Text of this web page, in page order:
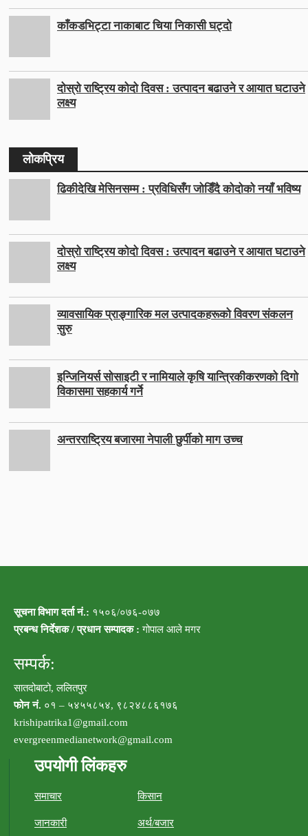
काँकडभिट्टा नाकाबाट चिया निकासी घट्दो
दोस्रो राष्ट्रिय कोदो दिवस : उत्पादन बढाउने र आयात घटाउने
लक्ष्य
लोकप्रिय
ढिकीदेखि मेसिनसम्म : प्रविधिसँग जोडिँदै कोदोको नयाँ भविष्य
दोस्रो राष्ट्रिय कोदो दिवस : उत्पादन बढाउने र आयात घटाउने
लक्ष्य
व्यावसायिक प्राङ्गारिक मल उत्पादकहरूको विवरण संकलन
सुरु
इन्जिनियर्स सोसाइटी र नामियाले कृषि यान्त्रिकीकरणको दिगो
विकासमा सहकार्य गर्ने
अन्तरराष्ट्रिय बजारमा नेपाली छुर्पीको माग उच्च
सूचना विभाग दर्ता नं.: १५०६/०७६-०७७
प्रबन्ध निर्देशक / प्रधान सम्पादक : गोपाल आले मगर
सम्पर्क:
सातदोबाटो, ललितपुर
फोन नं. ०१ – ५४५५८५४, ९८२४८८६१७६
krishipatrika1@gmail.com
evergreenmedianetwork@gmail.com
उपयोगी लिंकहरु
समाचार किसान
जानकारी अर्थ/बजार